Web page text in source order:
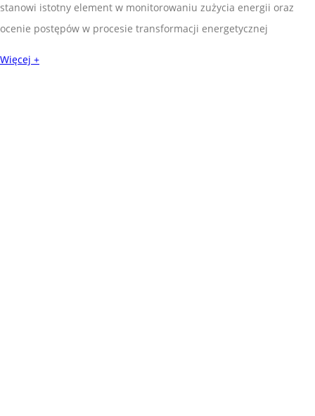
stanowi istotny element w monitorowaniu zużycia energii oraz
ocenie postępów w procesie transformacji energetycznej
Więcej +